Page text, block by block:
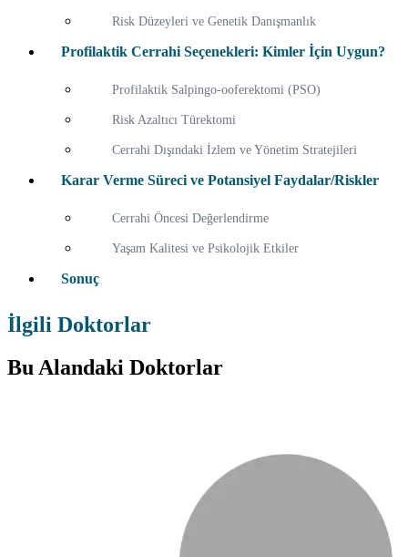
Risk Düzeyleri ve Genetik Danışmanlık
Profilaktik Cerrahi Seçenekleri: Kimler İçin Uygun?
Profilaktik Salpingo-ooferektomi (PSO)
Risk Azaltıcı Türektomi
Cerrahi Dışındaki İzlem ve Yönetim Stratejileri
Karar Verme Süreci ve Potansiyel Faydalar/Riskler
Cerrahi Öncesi Değerlendirme
Yaşam Kalitesi ve Psikolojik Etkiler
Sonuç
İlgili Doktorlar
Bu Alandaki Doktorlar